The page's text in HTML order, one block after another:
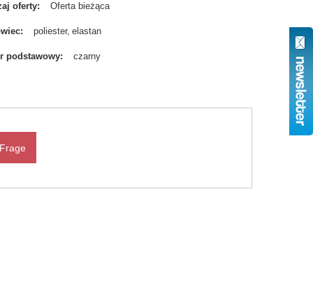
oferty Oferta bieżąca
poliester elastan
podstawowy czarny